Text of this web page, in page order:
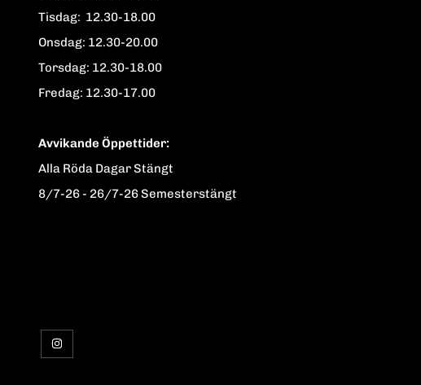
Tisdag: 12.30-18.00
Onsdag: 12.30-20.00
Torsdag: 12.30-18.00
Fredag: 12.30-17.00
Avvikande Öppettider:
Alla Röda Dagar Stängt
8/7-26 - 26/7-26 Semesterstängt